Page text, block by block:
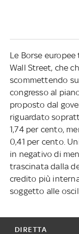
Le Borse
Wall Street, che
scommettendo
congresso al
proposto dal
riguardato
1,74 per cento,
0,41 per cento.
in negativo di
trascinata dalla
credito più
soggetto alle
DIRETTA